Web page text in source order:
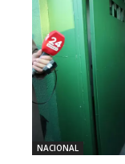
NACIONAL